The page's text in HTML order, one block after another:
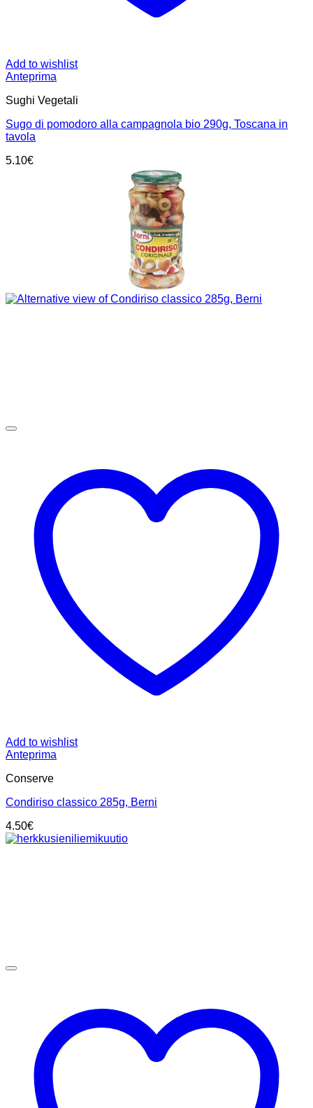
Add to wishlist
Anteprima
Sughi Vegetali
Sugo di pomodoro alla campagnola bio 290g, Toscana in
tavola
5.10€
Add to wishlist
Anteprima
Conserve
Condiriso classico 285g, Berni
4.50€